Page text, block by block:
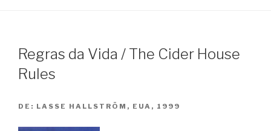
Regras da Vida / The Cider House
Rules
DE: LASSE HALLSTRÖM, EUA, 1999